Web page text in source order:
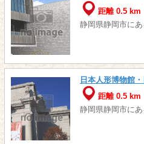
距離 0.5 km
静岡県静岡市にあ
日本人形博物館
距離 0.5 km
静岡県静岡市にあ